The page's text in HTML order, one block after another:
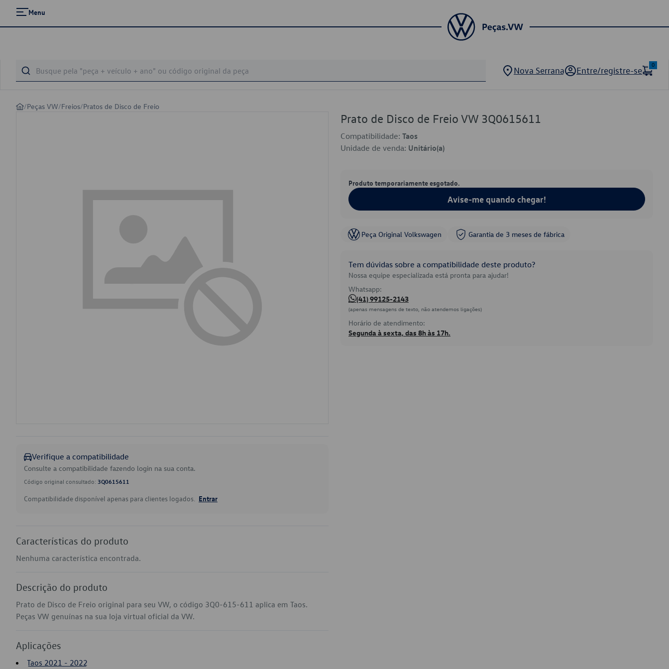
Menu
Nova Serrana Entre/registre-se
0
/Peças VW/Freios/Pratos de Disco de Freio
Verifique a compatibilidade
Consulte a compatibilidade fazendo login na sua conta.
Código original consultado: 3Q0615611
Compatibilidade disponível apenas para clientes logados. Entrar
Características do produto
Nenhuma característica encontrada.
Descrição do produto
Prato de Disco de Freio original para seu VW, o código 3Q0-615-611 aplica em Taos.
Peças VW genuínas na sua loja virtual oficial da VW.
Aplicações
Taos 2021 - 2022
Prato de Disco de Freio VW 3Q0615611
Compatibilidade: Taos
Unidade de venda: Unitário(a)
Produto temporariamente esgotado.
Avise-me quando chegar!
Peça Original Volkswagen Garantia de 3 meses de fábrica
Tem dúvidas sobre a compatibilidade deste produto?
Nossa equipe especializada está pronta para ajudar!
Whatsapp:
(41) 99125-2143
(apenas mensagens de texto, não atendemos ligações)
Horário de atendimento:
Segunda à sexta, das 8h às 17h.